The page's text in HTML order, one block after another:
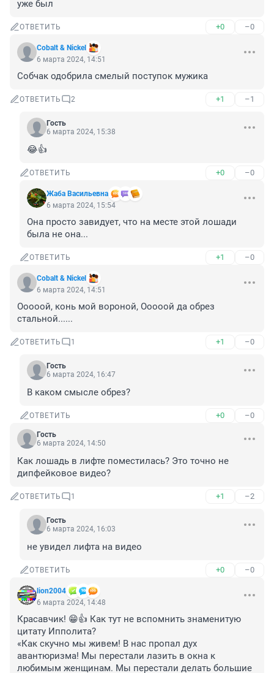
уже был
ОТВЕТИТЬ +0 –0
Cobalt & Nickel
6 марта 2024, 14:51
Собчак одобрила смелый поступок мужика
ОТВЕТИТЬ 2 +1 –1
Гость
6 марта 2024, 15:38
😂👍
ОТВЕТИТЬ +0 –0
Жаба Васильевна
6 марта 2024, 15:54
Она просто завидует, что на месте этой лошади
была не она...
ОТВЕТИТЬ +1 –0
Cobalt & Nickel
6 марта 2024, 14:51
Ооооой, конь мой вороной, Ооооой да обрез
стальной......
ОТВЕТИТЬ 1 +1 –0
Гость
6 марта 2024, 16:47
В каком смысле обрез?
ОТВЕТИТЬ +0 –0
Гость
6 марта 2024, 14:50
Как лошадь в лифте поместилась? Это точно не
дипфейковое видео?
ОТВЕТИТЬ 1 +1 –2
Гость
6 марта 2024, 16:03
не увидел лифта на видео
ОТВЕТИТЬ +0 –0
lion2004
6 марта 2024, 14:48
Красавчик! 😁👍 Как тут не вспомнить знаменитую
цитату Ипполита?
«Как скучно мы живем! В нас пропал дух
авантюризма! Мы перестали лазить в окна к
любимым женщинам. Мы перестали делать большие